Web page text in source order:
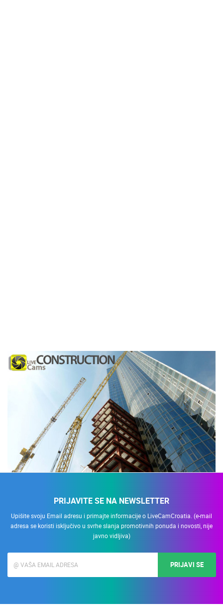
PRIJAVITE SE NA NEWSLETTER
Upišite svoju Email adresu i primajte informacije o LiveCamCroatia. (e-mail
adresa se koristi isključivo u svrhe slanja promotivnih ponuda i novosti, nije
javno vidljiva)
PRIJAVI SE